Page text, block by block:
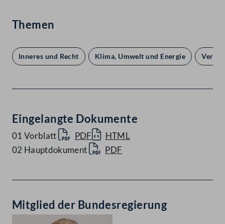
Themen
Inneres und Recht Klima, Umwelt und Energie
Eingelangte Dokumente
01 Vorblatt PDF
HTML
02 Hauptdokument
PDF
Mitglied der Bundesregierung